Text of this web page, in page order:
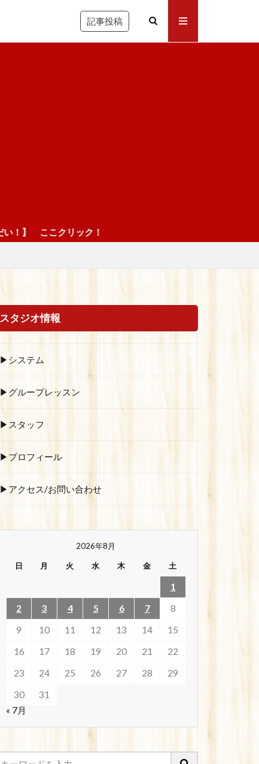
記事投稿
ック！
スタジオ情報
▶システム
▶グループレッスン
▶スタッフ
▶プロフィール
▶アクセス/お問い合わせ
2026年8月
日 月 火 水 木 金 土
1
2
3 4 5 6 7
8
9
10 11 12 13 14
15
16
17 18 19 20 21
22
23
24 25 26 27 28
29
30
31
« 7月